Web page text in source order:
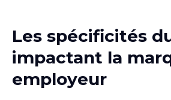
Les spécificités
impactant la
employeur